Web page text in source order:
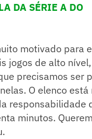
DA SÉRIE A DO
motivado para
jogos de alto
precisamos ser
O elenco
responsabilidade
minutos.